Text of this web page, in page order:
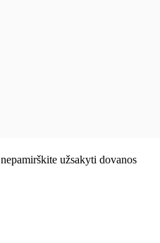
užsakyti dovanos